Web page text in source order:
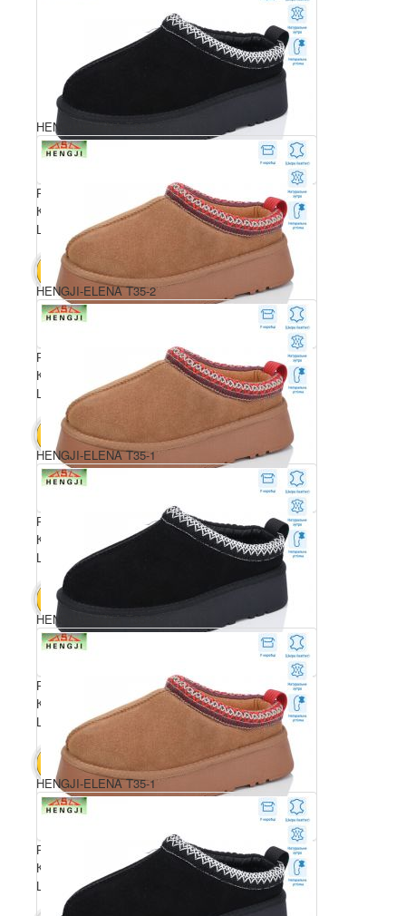
Розмірний ряд: 36-40
Комплектація ящика: 6
Ціна за пару: 850 грн.
В КОШИК 5100 грн.
HENGJI-ELENA T35-2
Розмірний ряд: 36-40
Комплектація ящика: 6
Ціна за пару: 850 грн.
В КОШИК 5100 грн.
HENGJI-ELENA T35-2
Розмірний ряд: 36-40
Комплектація ящика: 6
Ціна за пару: 850 грн.
В КОШИК 5100 грн.
HENGJI-ELENA T35-1
Розмірний ряд: 36-40
Комплектація ящика: 6
Ціна за пару: 850 грн.
В КОШИК 5100 грн.
HENGJI-ELENA T35-2
Розмірний ряд: 36-40
Комплектація ящика: 6
Ціна за пару: 850 грн.
HENGJI-ELENA T35-1